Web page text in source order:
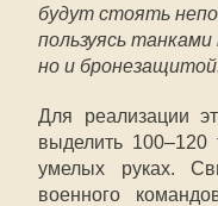
будут стоять
пользуясь
но и
Для реализации
выделить
умелых руках.
военного